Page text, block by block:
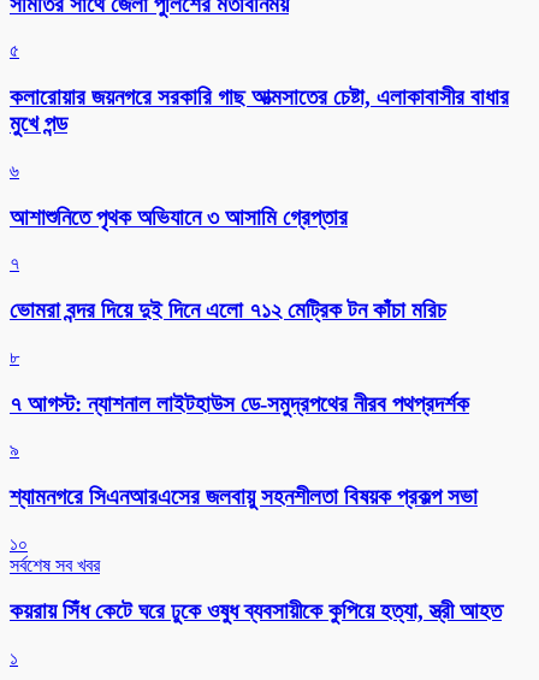
৫
কলারোয়ার জয়নগরে সরকারি গাছ আত্মসাতের চেষ্টা, এলাকাবাসীর বাধার
মুখে পন্ড
৬
আশাশুনিতে পৃথক অভিযানে ৩ আসামি গ্রেপ্তার
৭
ভোমরা বন্দর দিয়ে দুই দিনে এলো ৭১২ মেট্রিক টন কাঁচা মরিচ
৮
৭ আগস্ট: ন্যাশনাল লাইটহাউস ডে-সমুদ্রপথের নীরব পথপ্রদর্শক
৯
শ্যামনগরে সিএনআরএসের জলবায়ু সহনশীলতা বিষয়ক প্রকল্প সভা
১০
সর্বশেষ সব খবর
কয়রায় সিঁধ কেটে ঘরে ঢুকে ওষুধ ব্যবসায়ীকে কুপিয়ে হত্যা, স্ত্রী আহত
১